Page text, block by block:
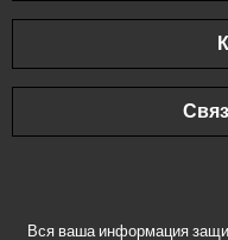
Вся ваша информация